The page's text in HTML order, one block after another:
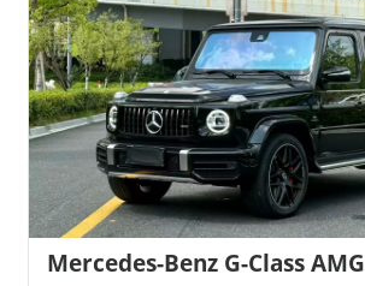
Mercedes-Benz G-Class AMG